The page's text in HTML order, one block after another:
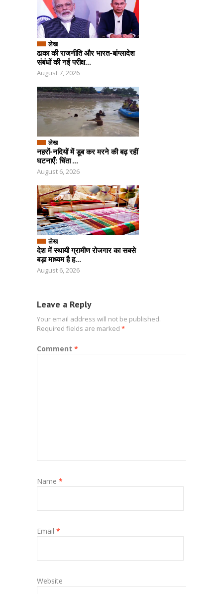
लेख
ढाका की राजनीति और भारत-बांग्लादेश
संबंधों की नई परीक्ष...
August 7, 2026
लेख
नहरों-नदियों में डूब कर मरने की बढ़ रहीं
घटनाएँ: चिंता ...
August 6, 2026
लेख
देश में स्थायी ग्रामीण रोजगार का सबसे
बड़ा माध्‍यम है ह...
August 6, 2026
Leave a Reply
Your email address will not be published.
Required fields are marked *
Comment *
Name *
Email *
Website